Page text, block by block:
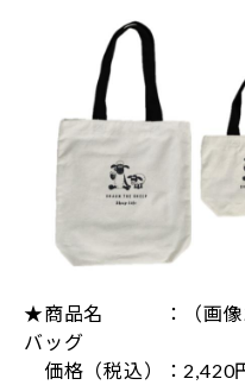
★商品名 ：（画像左
バッグ
価格（税込）：2,420